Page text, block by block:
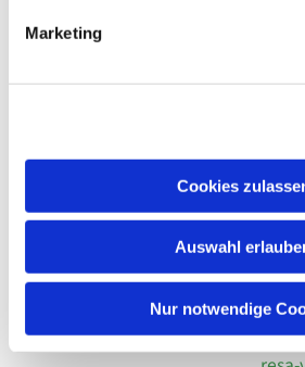
Marketing
Cookies
Auswahl
Nur notwendige
Adresse
Kirchengemeinde Pfarrei
Hl. Theresa von Avila Berlin
Leitender Pfarrer - Norbert
Behaimstr. 39
+49
924
Fax
30
18
E-